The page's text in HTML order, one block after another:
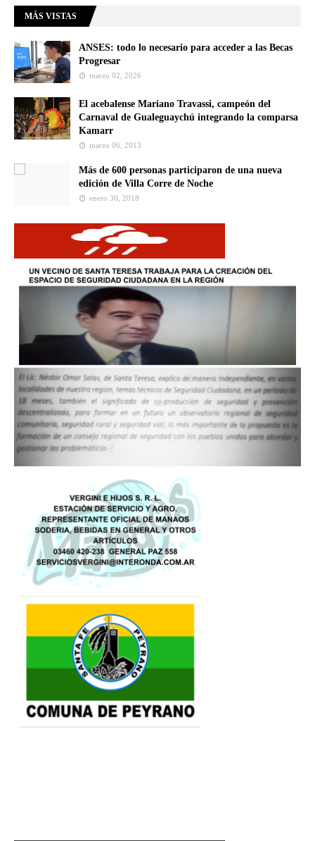
MÁS VISTAS
ANSES: todo lo necesario para acceder a las Becas
Progresar
marzo 02, 2026
El acebalense Mariano Travassi, campeón del
Carnaval de Gualeguaychú integrando la comparsa
Kamarr
marzo 06, 2013
Más de 600 personas participaron de una nueva
edición de Villa Corre de Noche
enero 30, 2018